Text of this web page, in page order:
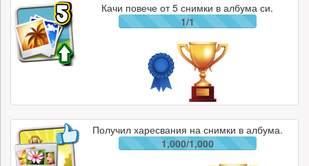
Качи повече от 5 снимки в албума си.
1/1
Получил харесвания на снимки в албума.
1,000/1,000